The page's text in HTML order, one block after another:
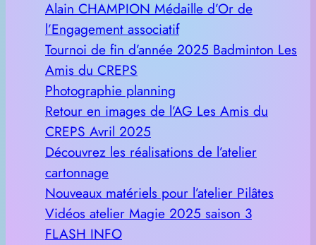
Alain CHAMPION Médaille d’Or de
l’Engagement associatif
Tournoi de fin d’année 2025 Badminton Les
Amis du CREPS
Photographie planning
Retour en images de l’AG Les Amis du
CREPS Avril 2025
Découvrez les réalisations de l’atelier
cartonnage
Nouveaux matériels pour l’atelier Pilâtes
Vidéos atelier Magie 2025 saison 3
FLASH INFO